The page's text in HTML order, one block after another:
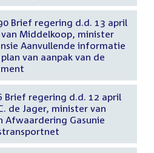
Brief regering d.d. 13 april
van Middelkoop, minister
Aanvullende informatie
van aanpak van de
Brief regering d.d. 12 april
de Jager, minister van
Afwaardering Gasunie